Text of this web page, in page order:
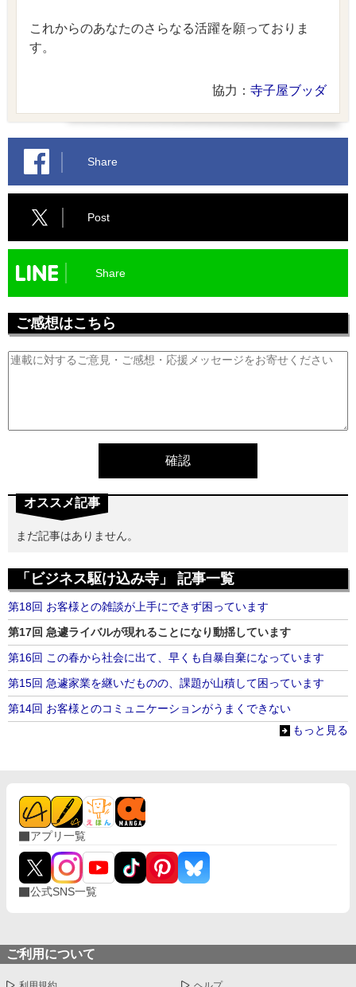
これからのあなたのさらなる活躍を願っておりま
す。
協力： 寺子屋ブッダ
Share
Post
Share
ご感想はこちら
オススメ記事
まだ記事はありません。
「ビジネス駆け込み寺」 記事一覧
第18回 お客様との雑談が上手にできず困っています
第17回 急遽ライバルが現れることになり動揺しています
第16回 この春から社会に出て、早くも自暴自棄になっています
第15回 急遽家業を継いだものの、課題が山積して困っています
第14回 お客様とのコミュニケーションがうまくできない
もっと見る
アプリ一覧
公式SNS一覧
ご利用について